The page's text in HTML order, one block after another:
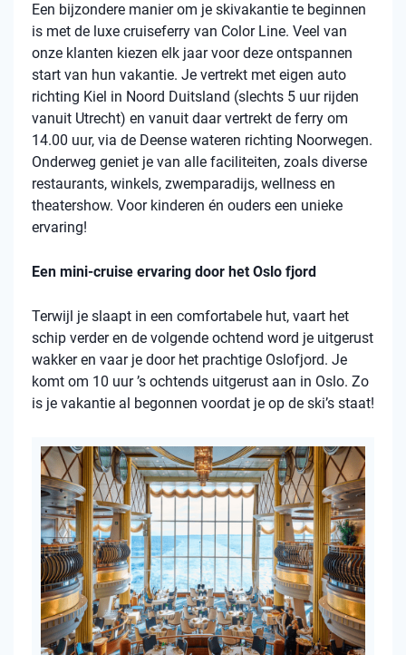
Een bijzondere manier om je skivakantie te beginnen
is met de luxe cruiseferry van Color Line. Veel van
onze klanten kiezen elk jaar voor deze ontspannen
start van hun vakantie. Je vertrekt met eigen auto
richting Kiel in Noord Duitsland (slechts 5 uur rijden
vanuit Utrecht) en vanuit daar vertrekt de ferry om
14.00 uur, via de Deense wateren richting Noorwegen.
Onderweg geniet je van alle faciliteiten, zoals diverse
restaurants, winkels, zwemparadijs, wellness en
theatershow. Voor kinderen én ouders een unieke
ervaring!
Een mini-cruise ervaring door het Oslo fjord
Terwijl je slaapt in een comfortabele hut, vaart het
schip verder en de volgende ochtend word je uitgerust
wakker en vaar je door het prachtige Oslofjord. Je
komt om 10 uur ’s ochtends uitgerust aan in Oslo. Zo
is je vakantie al begonnen voordat je op de ski’s staat!